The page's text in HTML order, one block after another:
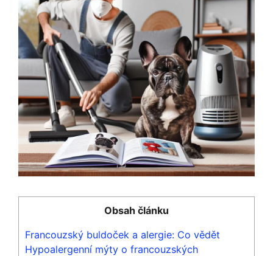
Obsah článku
Francouzský buldoček ⁤a ‌alergie: Co vědět
Hypoalergenní mýty o francouzských